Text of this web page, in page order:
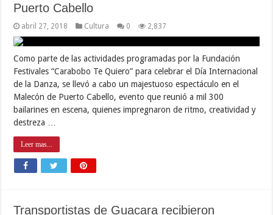
Puerto Cabello
abril 27, 2018 Cultura 0 2,837
Como parte de las actividades programadas por la Fundación
Festivales “Carabobo Te Quiero” para celebrar el Día Internacional
de la Danza, se llevó a cabo un majestuoso espectáculo en el
Malecón de Puerto Cabello, evento que reunió a mil 300
bailarines en escena, quienes impregnaron de ritmo, creatividad y
destreza …
Leer mas...
Transportistas de Guacara recibieron